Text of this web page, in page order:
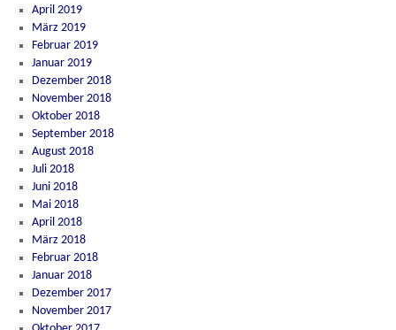
April 2019
März 2019
Februar 2019
Januar 2019
Dezember 2018
November 2018
Oktober 2018
September 2018
August 2018
Juli 2018
Juni 2018
Mai 2018
April 2018
März 2018
Februar 2018
Januar 2018
Dezember 2017
November 2017